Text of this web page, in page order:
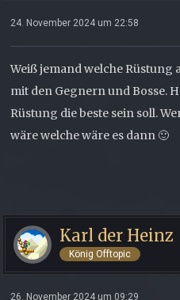
24. November 2024 um 22:58
Weiß jemand welche Rüstung
mit den Gegnern und Bosse.
Rüstung die beste sein soll.
wäre welche wäre es dann 🙂
Karl der Heinz
König Offtopic
26. November 2024 um 09:29